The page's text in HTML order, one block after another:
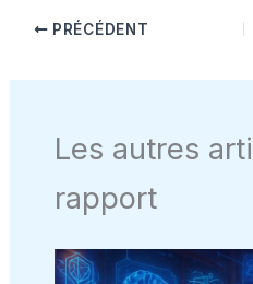
PRÉCÉDENT
Les autres
rapport